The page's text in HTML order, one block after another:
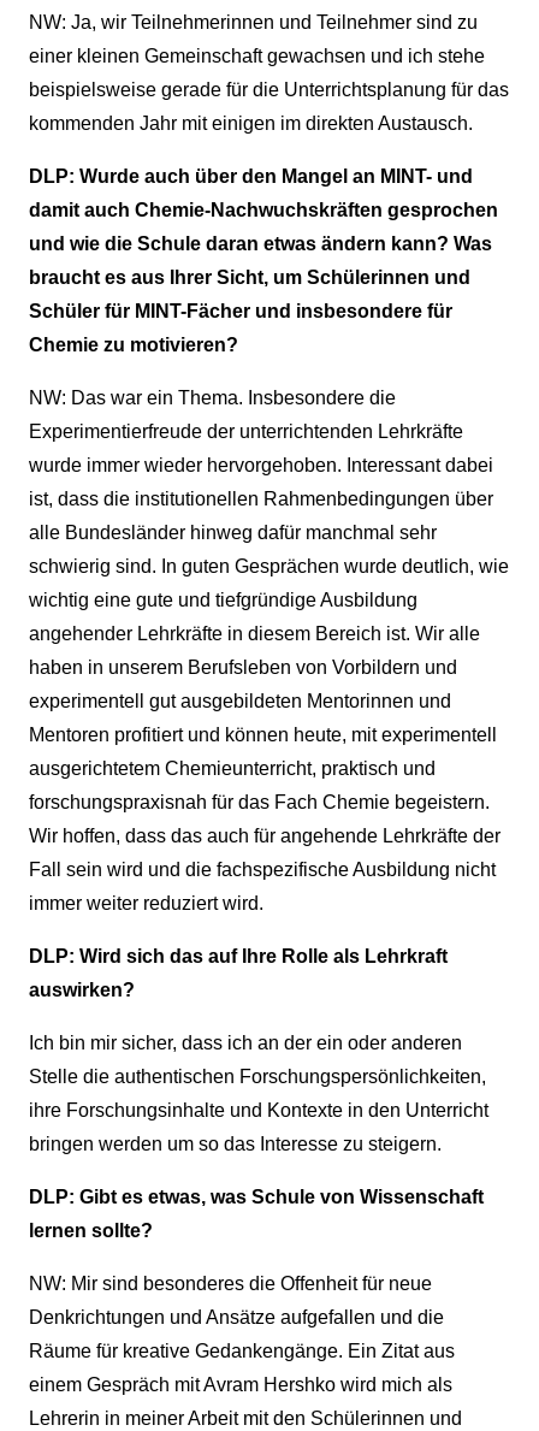
NW: Ja, wir Teilnehmerinnen und Teilnehmer sind zu
einer kleinen Gemeinschaft gewachsen und ich stehe
beispielsweise gerade für die Unterrichtsplanung für das
kommenden Jahr mit einigen im direkten Austausch.
DLP: Wurde auch über den Mangel an MINT- und
damit auch Chemie-Nachwuchskräften gesprochen
und wie die Schule daran etwas ändern kann? Was
braucht es aus Ihrer Sicht, um Schülerinnen und
Schüler für MINT-Fächer und insbesondere für
Chemie zu motivieren?
NW: Das war ein Thema. Insbesondere die
Experimentierfreude der unterrichtenden Lehrkräfte
wurde immer wieder hervorgehoben. Interessant dabei
ist, dass die institutionellen Rahmenbedingungen über
alle Bundesländer hinweg dafür manchmal sehr
schwierig sind. In guten Gesprächen wurde deutlich, wie
wichtig eine gute und tiefgründige Ausbildung
angehender Lehrkräfte in diesem Bereich ist. Wir alle
haben in unserem Berufsleben von Vorbildern und
experimentell gut ausgebildeten Mentorinnen und
Mentoren profitiert und können heute, mit experimentell
ausgerichtetem Chemieunterricht, praktisch und
forschungspraxisnah für das Fach Chemie begeistern.
Wir hoffen, dass das auch für angehende Lehrkräfte der
Fall sein wird und die fachspezifische Ausbildung nicht
immer weiter reduziert wird.
DLP: Wird sich das auf Ihre Rolle als Lehrkraft
auswirken?
Ich bin mir sicher, dass ich an der ein oder anderen
Stelle die authentischen Forschungspersönlichkeiten,
ihre Forschungsinhalte und Kontexte in den Unterricht
bringen werden um so das Interesse zu steigern.
DLP: Gibt es etwas, was Schule von Wissenschaft
lernen sollte?
NW: Mir sind besonderes die Offenheit für neue
Denkrichtungen und Ansätze aufgefallen und die
Räume für kreative Gedankengänge. Ein Zitat aus
einem Gespräch mit Avram Hershko wird mich als
Lehrerin in meiner Arbeit mit den Schülerinnen und